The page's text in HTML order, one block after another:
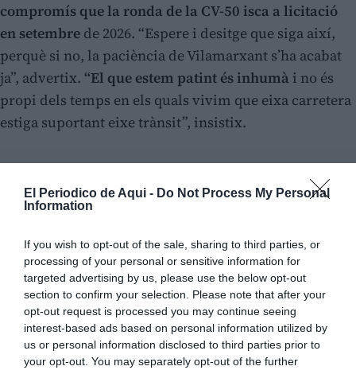
El Periodico de Aqui - Do Not Process My Personal
Information
If you wish to opt-out of the sale, sharing to third parties, or
processing of your personal or sensitive information for
targeted advertising by us, please use the below opt-out
section to confirm your selection. Please note that after your
opt-out request is processed you may continue seeing
interest-based ads based on personal information utilized by
us or personal information disclosed to third parties prior to
your opt-out. You may separately opt-out of the further
compromís que la ronda de la CV-50 isca a licitació
en setembre de 2026. “Espere i desitge que siga així,
perquè si no, la paciència de Vilamarxant s’ha acabat
ja”, advertix. “El que estem patint és inhumà i no és
propi dels temps en els quals vivim que eixa carretera
estiga suportant eixe trànsit”, insistix.